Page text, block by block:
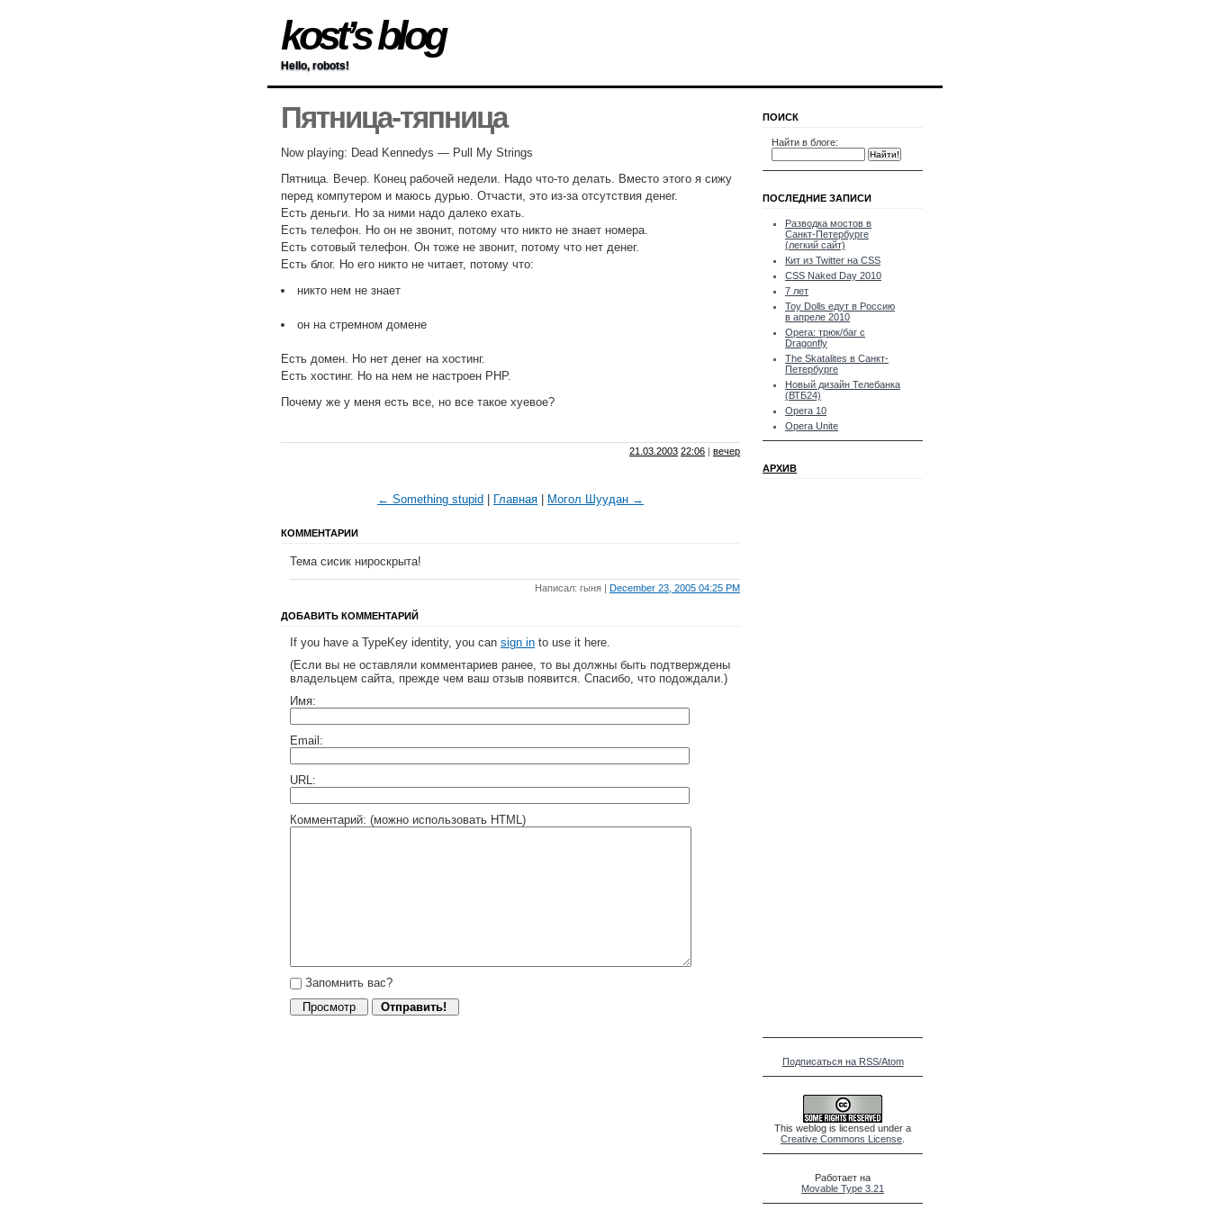
kost’s blog
Hello, robots!
Пятница-тяпница
Now playing: Dead Kennedys — Pull My Strings
Пятница. Вечер. Конец рабочей недели. Надо что-то делать. Вместо этого я сижу
перед компутером и маюсь дурью. Отчасти, это из-за отсутствия денег.
Есть деньги. Но за ними надо далеко ехать.
Есть телефон. Но он не звонит, потому что никто не знает номера.
Есть сотовый телефон. Он тоже не звонит, потому что нет денег.
Есть блог. Но его никто не читает, потому что:
никто нем не знает
он на стремном домене
Есть домен. Но нет денег на хостинг.
Есть хостинг. Но на нем не настроен PHP.
Почему же у меня есть все, но все такое хуевое?
21.03.2003 22:06 | вечер
← Something stupid Главная Могол Шуудан →
КОММЕНТАРИИ
Тема сисик нироскрыта!
Написал: гыня | December 23, 2005 04:25 PM
ДОБАВИТЬ КОММЕНТАРИЙ
If you have a TypeKey identity, you can sign in to use it here.
(Если вы не оставляли комментариев ранее, то вы должны быть подтверждены
владельцем сайта, прежде чем ваш отзыв появится. Спасибо, что подождали.)
Имя:
Email:
URL:
Комментарий: (можно использовать HTML)
Запомнить вас?
ПОИСК
Найти в блоге:
ПОСЛЕДНИЕ ЗАПИСИ
Разводка мостов в
Санкт-Петербурге
(легкий сайт)
Кит из Twitter на CSS
CSS Naked Day 2010
7 лет
Toy Dolls едут в Россию
в апреле 2010
Opera: трюк/баг с
Dragonfly
The Skatalites в Санкт-
Петербурге
Новый дизайн Телебанка
(ВТБ24)
Opera 10
Opera Unite
АРХИВ
Подписаться на RSS/Atom
This weblog is licensed under a
Creative Commons License
Работает на
Movable Type 3.21